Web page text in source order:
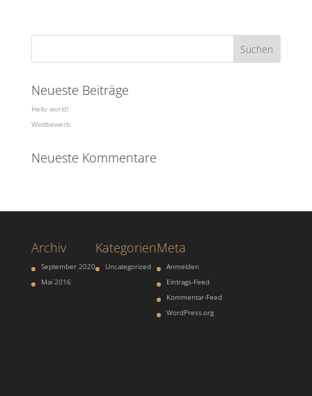
Neueste Beiträge
Hello world!
Wettbewerb
Neueste Kommentare
Archiv
September 2020
Mai 2016
Kategorien
Uncategorized
Meta
Anmelden
Eintrags-Feed
Kommentar-Feed
WordPress.org